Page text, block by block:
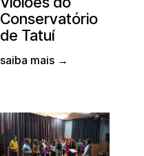
Conservatório
de Tatuí
saiba mais →